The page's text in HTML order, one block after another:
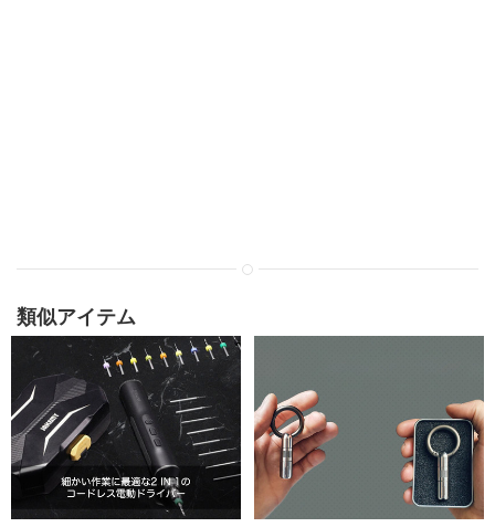
類似アイテム